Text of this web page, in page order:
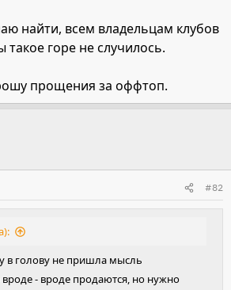
найти, всем владельцам клубов
такое горе не случилось.
прощения за оффтоп.
#82
в голову не пришла мысль
- вроде продаются, но нужно